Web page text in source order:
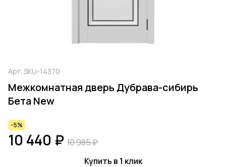
Арт. SKU-14370
Межкомнатная дверь Дубрава-сибирь
Бета New
-5%
10 440 ₽ 10 985 ₽
Купить в 1 клик